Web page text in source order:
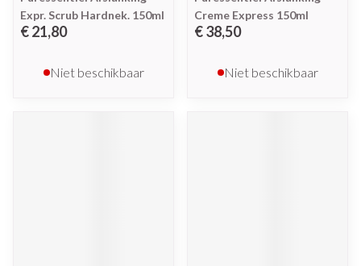
Expr. Scrub Hardnek. 150ml
€ 21,80
Niet beschikbaar
Creme Express 150ml
€ 38,50
Niet beschikbaar